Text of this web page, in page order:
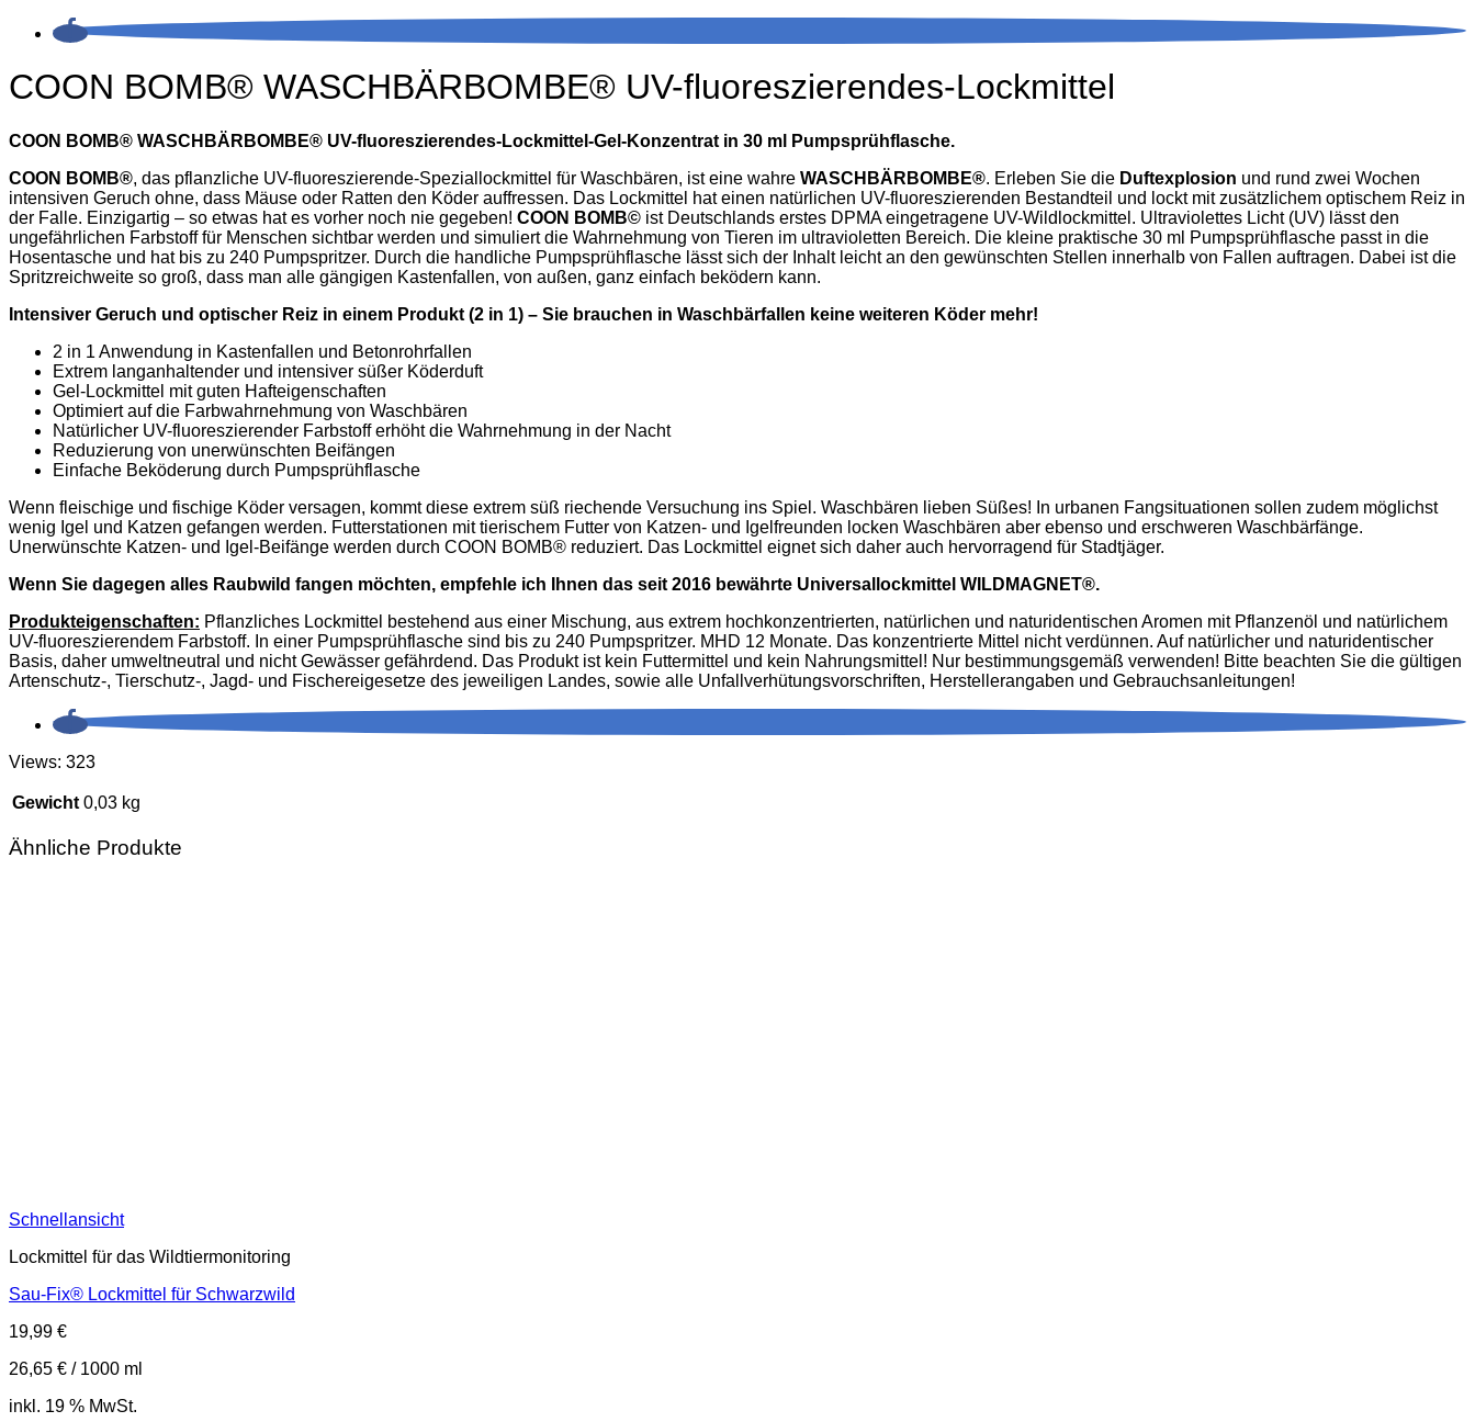
COON BOMB® WASCHBÄRBOMBE® UV-fluoreszierendes-Lockmittel
COON BOMB® WASCHBÄRBOMBE® UV-fluoreszierendes-Lockmittel-Gel-Konzentrat in 30 ml Pumpsprühflasche.
COON BOMB®, das pflanzliche UV-fluoreszierende-Speziallockmittel für Waschbären, ist eine wahre WASCHBÄRBOMBE®. Erleben Sie die Duftexplosion und rund zwei Wochen
intensiven Geruch ohne, dass Mäuse oder Ratten den Köder auffressen. Das Lockmittel hat einen natürlichen UV-fluoreszierenden Bestandteil und lockt mit zusätzlichem optischem Reiz in
der Falle. Einzigartig – so etwas hat es vorher noch nie gegeben! COON BOMB© ist Deutschlands erstes DPMA eingetragene UV-Wildlockmittel. Ultraviolettes Licht (UV) lässt den
ungefährlichen Farbstoff für Menschen sichtbar werden und simuliert die Wahrnehmung von Tieren im ultravioletten Bereich. Die kleine praktische 30 ml Pumpsprühflasche passt in die
Hosentasche und hat bis zu 240 Pumpspritzer. Durch die handliche Pumpsprühflasche lässt sich der Inhalt leicht an den gewünschten Stellen innerhalb von Fallen auftragen. Dabei ist die
Spritzreichweite so groß, dass man alle gängigen Kastenfallen, von außen, ganz einfach beködern kann.
Intensiver Geruch und optischer Reiz in einem Produkt (2 in 1) – Sie brauchen in Waschbärfallen keine weiteren Köder mehr!
2 in 1 Anwendung in Kastenfallen und Betonrohrfallen
Extrem langanhaltender und intensiver süßer Köderduft
Gel-Lockmittel mit guten Hafteigenschaften
Optimiert auf die Farbwahrnehmung von Waschbären
Natürlicher UV-fluoreszierender Farbstoff erhöht die Wahrnehmung in der Nacht
Reduzierung von unerwünschten Beifängen
Einfache Beköderung durch Pumpsprühflasche
Wenn fleischige und fischige Köder versagen, kommt diese extrem süß riechende Versuchung ins Spiel. Waschbären lieben Süßes! In urbanen Fangsituationen sollen zudem möglichst
wenig Igel und Katzen gefangen werden. Futterstationen mit tierischem Futter von Katzen- und Igelfreunden locken Waschbären aber ebenso und erschweren Waschbärfänge.
Unerwünschte Katzen- und Igel-Beifänge werden durch COON BOMB® reduziert. Das Lockmittel eignet sich daher auch hervorragend für Stadtjäger.
Wenn Sie dagegen alles Raubwild fangen möchten, empfehle ich Ihnen das seit 2016 bewährte Universallockmittel WILDMAGNET®.
Produkteigenschaften: Pflanzliches Lockmittel bestehend aus einer Mischung, aus extrem hochkonzentrierten, natürlichen und naturidentischen Aromen mit Pflanzenöl und natürlichem
UV-fluoreszierendem Farbstoff. In einer Pumpsprühflasche sind bis zu 240 Pumpspritzer. MHD 12 Monate. Das konzentrierte Mittel nicht verdünnen. Auf natürlicher und naturidentischer
Basis, daher umweltneutral und nicht Gewässer gefährdend. Das Produkt ist kein Futtermittel und kein Nahrungsmittel! Nur bestimmungsgemäß verwenden! Bitte beachten Sie die gültigen
Artenschutz-, Tierschutz-, Jagd- und Fischereigesetze des jeweiligen Landes, sowie alle Unfallverhütungsvorschriften, Herstellerangaben und Gebrauchsanleitungen!
Views: 323
Gewicht 0,03 kg
Ähnliche Produkte
Schnellansicht
Lockmittel für das Wildtiermonitoring
Sau-Fix® Lockmittel für Schwarzwild
19,99 €
26,65 € / 1000 ml
inkl. 19 % MwSt.